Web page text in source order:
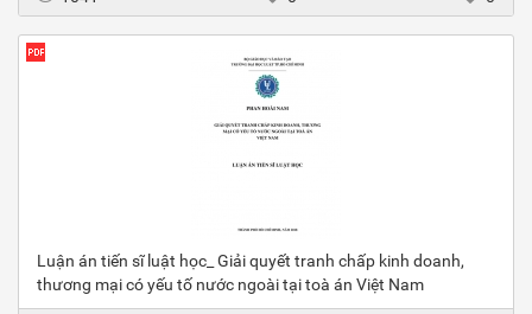
Luận án tiến sĩ luật học_ Giải quyết tranh chấp kinh doanh,
thương mại có yếu tố nước ngoài tại toà án Việt Nam